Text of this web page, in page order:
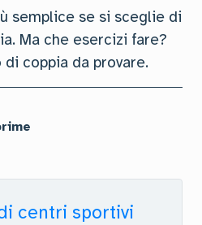
semplice se si sceglie di
Ma che esercizi fare?
coppia da provare.
centri sportivi